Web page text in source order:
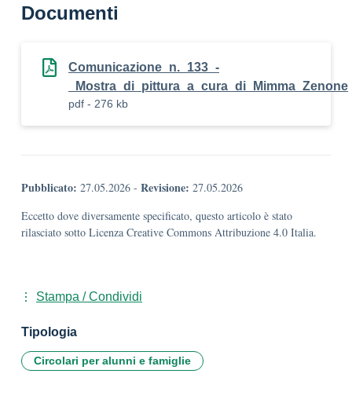
Documenti
Comunicazione_n._133_-
_Mostra_di_pittura_a_cura_di_Mimma_Zenone
pdf - 276 kb
Pubblicato: 27.05.2026 - Revisione: 27.05.2026
Eccetto dove diversamente specificato, questo articolo è stato
rilasciato sotto Licenza Creative Commons Attribuzione 4.0 Italia.
Stampa / Condividi
Tipologia
Circolari per alunni e famiglie